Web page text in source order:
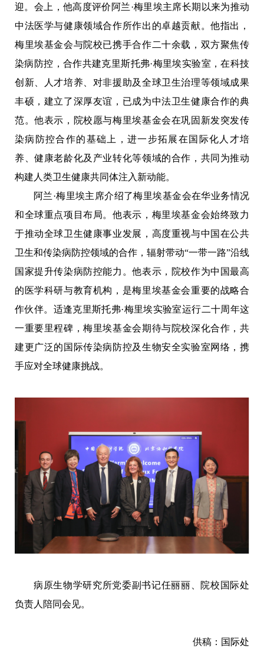
迎。会上，他高度评价阿兰·梅里埃主席长期以来为推动
中法医学与健康领域合作所作出的卓越贡献。他指出，
梅里埃基金会与院校已携手合作二十余载，双方聚焦传
染病防控，合作共建克里斯托弗·梅里埃实验室，在科技
创新、人才培养、对非援助及全球卫生治理等领域成果
丰硕，建立了深厚友谊，已成为中法卫生健康合作的典
范。他表示，院校愿与梅里埃基金会在巩固新发突发传
染病防控合作的基础上，进一步拓展在国际化人才培
养、健康老龄化及产业转化等领域的合作，共同为推动
构建人类卫生健康共同体注入新动能。
阿兰·梅里埃主席介绍了梅里埃基金会在华业务情况
和全球重点项目布局。他表示，梅里埃基金会始终致力
于推动全球卫生健康事业发展，高度重视与中国在公共
卫生和传染病防控领域的合作，辐射带动“一带一路”沿线
国家提升传染病防控能力。他表示，院校作为中国最高
的医学科研与教育机构，是梅里埃基金会重要的战略合
作伙伴。适逢克里斯托弗·梅里埃实验室运行二十周年这
一重要里程碑，梅里埃基金会期待与院校深化合作，共
建更广泛的国际传染病防控及生物安全实验室网络，携
手应对全球健康挑战。
病原生物学研究所党委副书记任丽丽、院校国际处
负责人陪同会见。
供稿：国际处